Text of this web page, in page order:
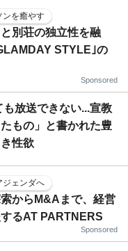
ンを癒やす
別荘の独立性を融
STYLE｣の
Sponsored
放送できない...宣教
もの」と書かれた豊
性欲
ジェンダへ
からM&Aまで、経営
るAT PARTNERS
Sponsored